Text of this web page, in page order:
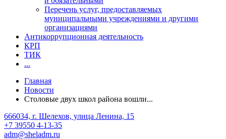
Перечень услуг, предоставляемых
муниципальными учреждениями и другими
организациями
Антикоррупционная деятельность
КРП
ТИК
...
Главная
Новости
Столовые двух школ района вошли...
666034, г. Шелехов, улица Ленина, 15
+7 39550 4-13-35
adm@sheladm.ru